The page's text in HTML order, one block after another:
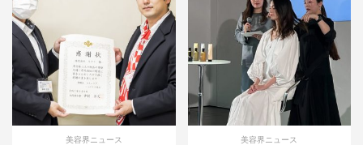
美容界ニュース 美容界ニュース